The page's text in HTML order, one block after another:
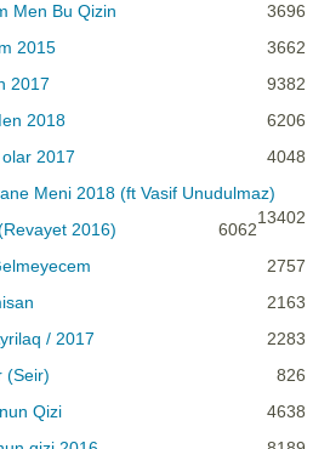
Men Bu Qizin
3696
2015
3662
2017
9382
2018
6206
2017
4048
Meni 2018 (ft Vasif Unudulmaz)
13402
2016)
6062
2757
2163
/ 2017
2283
(Seir)
826
Qizi
4638